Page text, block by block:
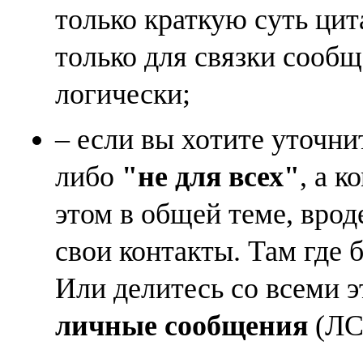
только краткую суть
только для связки
логически;
– если вы хотите
либо "не для всех", а
этом в общей теме,
свои контакты. Там где
Или делитесь со всеми
личные сообщения